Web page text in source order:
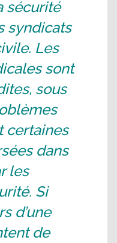
sécurité
syndicats
Les
sont
sous
certaines
dans
les
Si
d’une
de